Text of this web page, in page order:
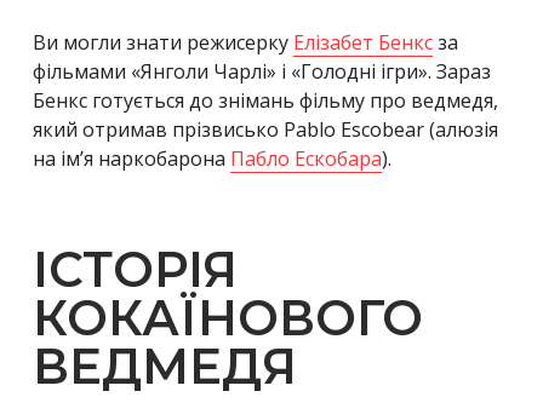
Ви могли знати режисерку Елізабет Бенксза
фільмами «Янголи Чарлі» і «Голодні ігри». Зараз
Бенкс готується до знімань фільму про ведмедя,
який отримав прізвисько Pablo Escobear (алюзія
на ім’я наркобарона Пабло Ескобара).
ІСТОРІЯ
КОКАЇНОВОГО
ВЕДМЕДЯ